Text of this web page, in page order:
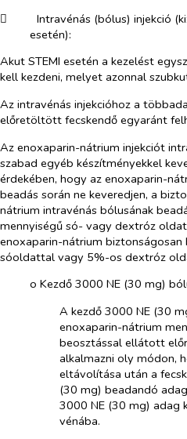
​
Intravénás (bólus) injekció
esetén):
Akut STEMI esetén a kezelést
kell kezdeni, melyet azonnal
Az intravénás injekcióhoz a
előretöltött fecskendő egyaránt
Az enoxaparin-nátrium injekciót
szabad egyéb készítményekkel
érdekében, hogy az enoxaparin-
beadás során ne keveredjen, a
nátrium intravénás bólusának
mennyiségű só- vagy dextróz
enoxaparin-nátrium
sóoldattal vagy 5%-os dextróz
o​ Kezdő 3000 NE (30 mg)
A kezdő 3000 NE (30
enoxaparin-nátrium
beosztással ellátott
alkalmazni oly módon,
eltávolítása után a
(30 mg) beadandó
3000 NE (30 mg) adag
vénába.